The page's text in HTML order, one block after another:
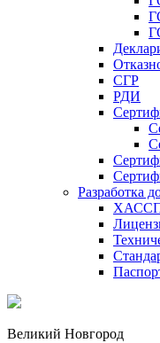
СГР
РДИ
Разработка
Великий Новгород